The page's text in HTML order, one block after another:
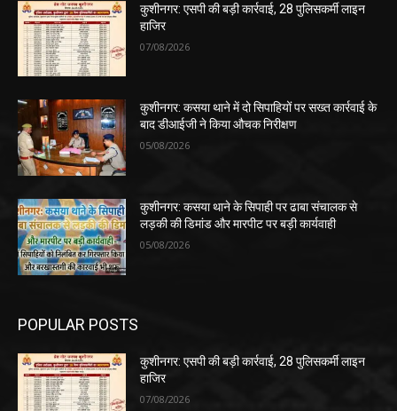
कुशीनगर: एसपी की बड़ी कार्रवाई, 28 पुलिसकर्मी लाइन
हाजिर
07/08/2026
कुशीनगर: कसया थाने में दो सिपाहियों पर सख्त कार्रवाई के
बाद डीआईजी ने किया औचक निरीक्षण
05/08/2026
कुशीनगर: कसया थाने के सिपाही पर ढाबा संचालक से
लड़की की डिमांड और मारपीट पर बड़ी कार्यवाही
05/08/2026
POPULAR POSTS
कुशीनगर: एसपी की बड़ी कार्रवाई, 28 पुलिसकर्मी लाइन
हाजिर
07/08/2026